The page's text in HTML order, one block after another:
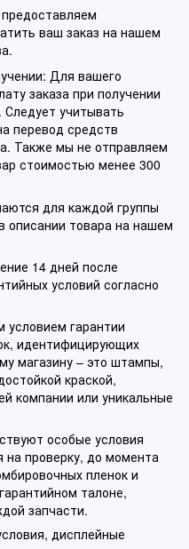
ваш заказ на нашем
Для вашего
заказа при получении
учитывать
перевод средств
Также мы не отправляем
стоимостью менее 300
для каждой группы
описании товара на нашем
14 дней после
условий согласно
условием гарантии
идентифицирующих
магазину – это штампы,
краской,
компании или уникальные
особые условия
на проверку, до момента
пленок и
талоне,
запчасти.
дисплейные